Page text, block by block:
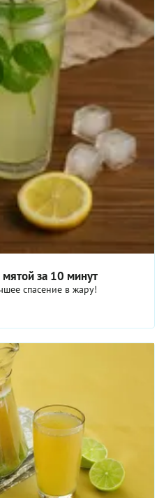
за 10 минут
спасение в жару!